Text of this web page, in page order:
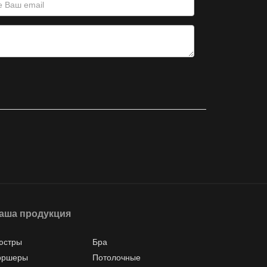
продукция
Бра
Потолочные